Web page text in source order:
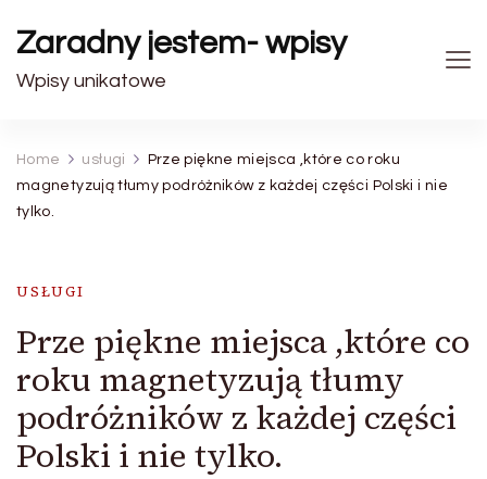
Zaradny jestem- wpisy
Wpisy unikatowe
Home usługi
Prze piękne miejsca ,które co roku
magnetyzują tłumy podróżników z każdej części Polski i nie
tylko.
USŁUGI
Prze piękne miejsca ,które co
roku magnetyzują tłumy
podróżników z każdej części
Polski i nie tylko.